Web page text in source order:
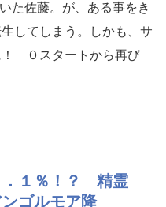
た佐藤。が、ある事をき
してしまう。しかも、サ
！ ０スタートから再び
．１％！？ 精霊
ゴルモア降